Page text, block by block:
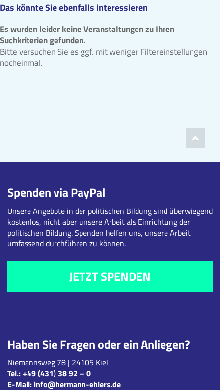
Das könnte Sie ebenfalls interessieren
Es wurden leider keine Veranstaltungen zu Ihren
Suchkriterien gefunden.
Bitte versuchen Sie es ggf. mit weniger Filtereinstellungen
nocheinmal.
Haben Sie Fragen oder ein Anliegen?
Niemannsweg 78 | 24105 Kiel
Tel.:+49 (431) 38 92 – 0
E-Mail: info@hermann-ehlers.de
Spenden via PayPal
Unsere Angebote in der politischen Bildung sind überwiegend
kostenlos, nicht aber unsere Arbeit als Einrichtung der
politischen Bildung. Spenden helfen uns, unsere Arbeit
umfassend durchführen zu können.
JETZT SPENDEN